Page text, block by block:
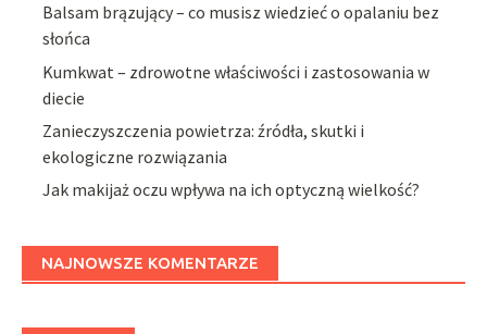
Balsam brązujący – co musisz wiedzieć o opalaniu bez
słońca
Kumkwat – zdrowotne właściwości i zastosowania w
diecie
Zanieczyszczenia powietrza: źródła, skutki i
ekologiczne rozwiązania
Jak makijaż oczu wpływa na ich optyczną wielkość?
NAJNOWSZE KOMENTARZE